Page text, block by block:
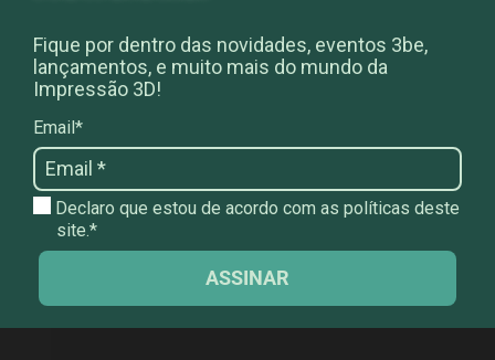
Fique por dentro das novidades, eventos 3be,
lançamentos, e muito mais do mundo da
Impressão 3D!
Email*
Declaro que estou de acordo com as políticas deste
site.*
ASSINAR